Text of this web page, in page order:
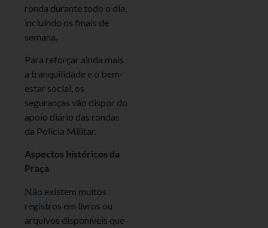
ronda durante todo o dia,
incluindo os finais de
semana.
Para reforçar ainda mais
a tranquilidade e o bem-
estar social, os
seguranças vão dispor do
apoio diário das rondas
da Polícia Militar.
Aspectos históricos da
Praça
Não existem muitos
registros em livros ou
arquivos disponíveis que